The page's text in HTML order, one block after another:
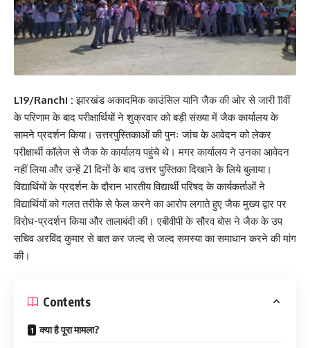
L19/Ranchi :झारखंड अकादमिक काउंसिल यानि जैक की ओर से जारी 11वीं
के परिणाम के बाद परीक्षार्थियों ने शुक्रवार को बड़ी संख्या में जैक कार्यालय के
सामने प्रदर्शन किया। उत्तरपुस्तिकाओं की पुनः जांच के आवेदन को लेकर
परीक्षार्थी कॉलेज से जैक के कार्यालय पहुंचे थे। मगर कार्यालय ने उनका आवेदन
नहीं लिया और उन्हें 21 दिनों के बाद उत्तर पुस्तिका दिखाने के लिये बुलाया।
विद्यार्थियों के प्रदर्शन के दौरान भारतीय विद्यार्थी परिषद के कार्यकर्ताओं ने
विद्यार्थियों को गलत तरीके से फेल करने का आरोप लगाते हुए जैक मुख्य द्वार पर
विरोध-प्रदर्शन किया और तालाबंदी की। एबीवीपी के सौरव बोस ने जैक के उप
सचिव अरविंद कुमार से बात कर जल्द से जल्द समस्या का समाधान करने की मांग
की।
Contents
क्या है पूरा मामला?